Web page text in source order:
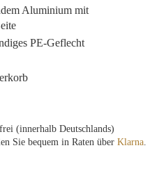
Aluminium mit
PE-Geflecht
(innerhalb Deutschlands)
Sie bequem in Raten über Klarna.